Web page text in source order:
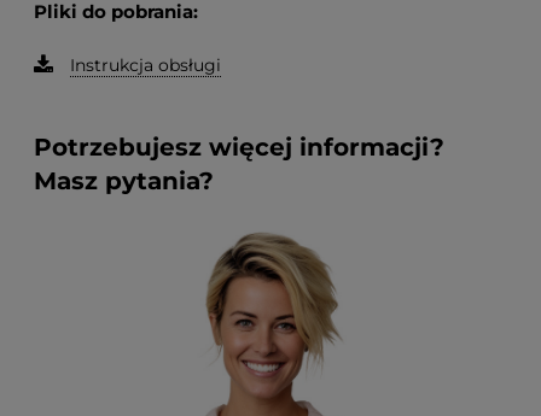
Pliki do pobrania:
Instrukcja obsługi
Potrzebujesz więcej informacji?
Masz pytania?